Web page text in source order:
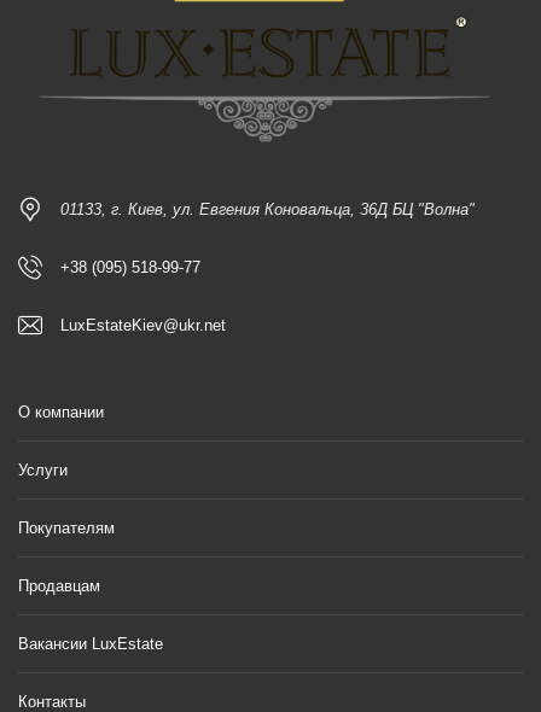
01133, г. Киев, ул. Евгения Коновальца, 36Д БЦ "Волна"
+38 (095) 518-99-77
LuxEstateKiev@ukr.net
О компании
Услуги
Покупателям
Продавцам
Вакансии LuxEstate
Контакты